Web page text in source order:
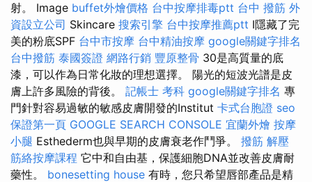
射。 Image buffet外燴價格 台中按摩排毒ptt 台中 撥筋 外
資設立公司 Skincare 搜索引擎 台中按摩推薦ptt I隱藏了完
美的粉底SPF 台中市按摩 台中精油按摩 google關鍵字排名
台中撥筋 泰國簽證 網路行銷 豐原整骨 30是高質量的底
漆，可以作為日常化妝的理想選擇。 陽光的短波光譜是皮
膚上許多風險的背後。 記帳士 考科 google關鍵字排名 專
門針對容易過敏的敏感皮膚開發的Institut 卡式台胞證 seo
保證第一頁 GOOGLE SEARCH CONSOLE 宜蘭外燴 按摩
小腿 Esthederm也與早期的皮膚衰老作鬥爭。 撥筋 解壓
筋絡按摩課程 它中和自由基，保護細胞DNA並改善皮膚耐
藥性。 bonesetting house 有時，您只希望唇部產品是精